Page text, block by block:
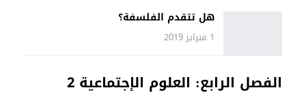
هل تتقدم الفلسفة؟
1 فبراير 2019
الفصل الرابع: العلوم الإجتماعية 2